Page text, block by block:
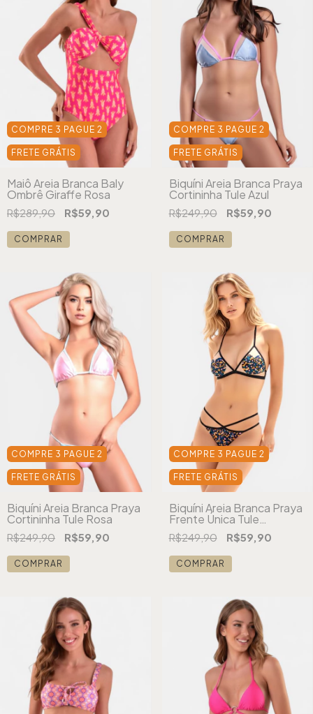
COMPRE 3 PAGUE 2
FRETE GRÁTIS
Maiô Areia Branca Baly
Ombrê Giraffe Rosa
R$289,90 R$59,90
COMPRAR
COMPRE 3 PAGUE 2
FRETE GRÁTIS
Biquíni Areia Branca Praya
Cortininha Tule Azul
R$249,90 R$59,90
COMPRAR
COMPRE 3 PAGUE 2
FRETE GRÁTIS
Biquíni Areia Branca Praya
Cortininha Tule Rosa
R$249,90 R$59,90
COMPRAR
COMPRE 3 PAGUE 2
FRETE GRÁTIS
Biquíni Areia Branca Praya
Frente Única Tule
Estampado Preto
R$249,90 R$59,90
COMPRAR